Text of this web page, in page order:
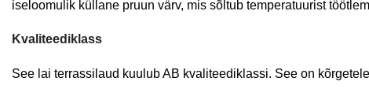
iseloomulik küllane pruun värv, mis sõltub temperatuurist
Kvaliteediklass
See lai terrassilaud kuulub AB kvaliteediklassi. See on